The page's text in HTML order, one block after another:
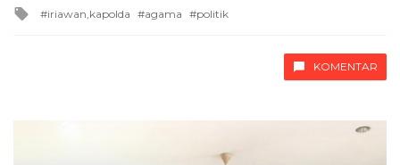
Tagged
iriawan,kapolda agama politik
KOMENTAR